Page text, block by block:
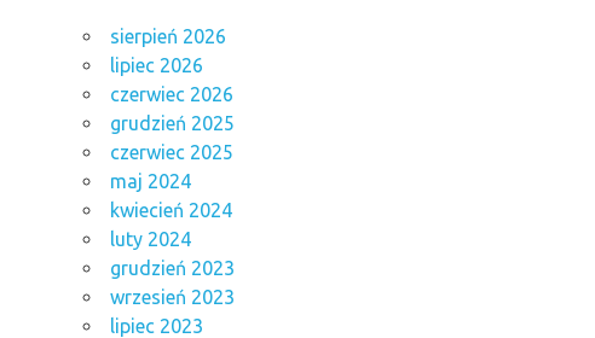
sierpień 2026
lipiec 2026
czerwiec 2026
grudzień 2025
czerwiec 2025
maj 2024
kwiecień 2024
luty 2024
grudzień 2023
wrzesień 2023
lipiec 2023